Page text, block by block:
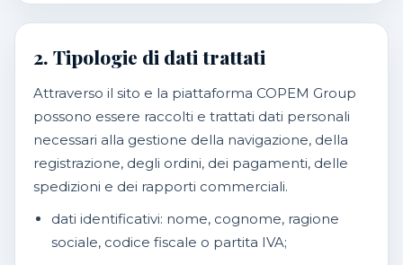
2. Tipologie di dati trattati
Attraverso il sito e la piattaforma COPEM Group
possono essere raccolti e trattati dati personali
necessari alla gestione della navigazione, della
registrazione, degli ordini, dei pagamenti, delle
spedizioni e dei rapporti commerciali.
dati identificativi: nome, cognome, ragione
sociale, codice fiscale o partita IVA;